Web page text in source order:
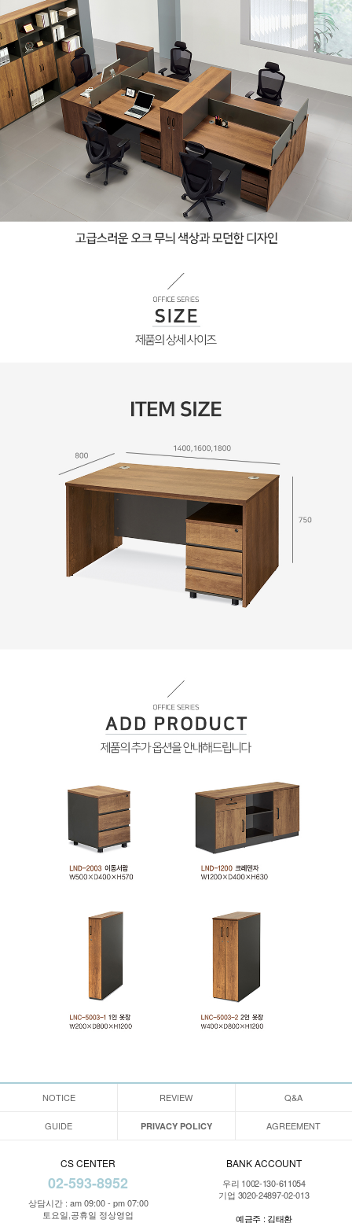
NOTICE REVIEW Q&A
GUIDE PRIVACY POLICY AGREEMENT
CS CENTER
02-593-8952
상담시간 : am 09:00 - pm 07:00
토요일,공휴일 정상영업
BANK ACCOUNT
우리 1002-130-611054
기업 3020-24897-02-013
예금주 : 김태환